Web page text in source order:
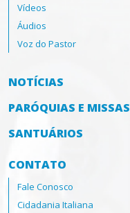
Vídeos
Áudios
Voz do Pastor
NOTÍCIAS
PARÓQUIAS E MISSAS
SANTUÁRIOS
CONTATO
Fale Conosco
Cidadania Italiana